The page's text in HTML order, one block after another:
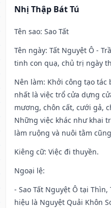
Nhị Thập Bát Tú
Tên sao: Sao Tất
Tên ngày: Tất Nguyệt Ô -
tinh con quạ, chủ trị ngày
Nên làm: Khởi công tạo tác
nhất là việc trổ cửa dựng
mương, chôn cất, cưới gả,
Những việc khác như khai
làm ruộng và nuôi tằm
Kiêng cữ: Việc đi thuyền.
Ngoại lệ:
- Sao Tất Nguyệt Ô tại
hiệu là Nguyệt Quải Khôn